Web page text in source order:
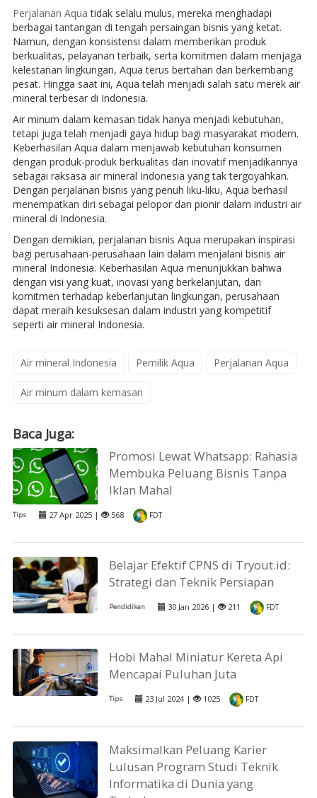
Perjalanan Aqua tidak selalu mulus, mereka menghadapi
berbagai tantangan di tengah persaingan bisnis yang ketat.
Namun, dengan konsistensi dalam memberikan produk
berkualitas, pelayanan terbaik, serta komitmen dalam menjaga
kelestarian lingkungan, Aqua terus bertahan dan berkembang
pesat. Hingga saat ini, Aqua telah menjadi salah satu merek air
mineral terbesar di Indonesia.
Air minum dalam kemasan tidak hanya menjadi kebutuhan,
tetapi juga telah menjadi gaya hidup bagi masyarakat modern.
Keberhasilan Aqua dalam menjawab kebutuhan konsumen
dengan produk-produk berkualitas dan inovatif menjadikannya
sebagai raksasa air mineral Indonesia yang tak tergoyahkan.
Dengan perjalanan bisnis yang penuh liku-liku, Aqua berhasil
menempatkan diri sebagai pelopor dan pionir dalam industri air
mineral di Indonesia.
Dengan demikian, perjalanan bisnis Aqua merupakan inspirasi
bagi perusahaan-perusahaan lain dalam menjalani bisnis air
mineral Indonesia. Keberhasilan Aqua menunjukkan bahwa
dengan visi yang kuat, inovasi yang berkelanjutan, dan
komitmen terhadap keberlanjutan lingkungan, perusahaan
dapat meraih kesuksesan dalam industri yang kompetitif
seperti air mineral Indonesia.
Air mineral Indonesia Pemilik Aqua Perjalanan Aqua
Air minum dalam kemasan
Baca Juga:
Promosi Lewat Whatsapp: Rahasia
Membuka Peluang Bisnis Tanpa
Iklan Mahal
Tips 27 Apr 2025 | 568 FDT
Belajar Efektif CPNS di Tryout.id:
Strategi dan Teknik Persiapan
Pendidikan 30 Jan 2026 | 211 FDT
Hobi Mahal Miniatur Kereta Api
Mencapai Puluhan Juta
Tips 23 Jul 2024 | 1025 FDT
Maksimalkan Peluang Karier
Lulusan Program Studi Teknik
Informatika di Dunia yang